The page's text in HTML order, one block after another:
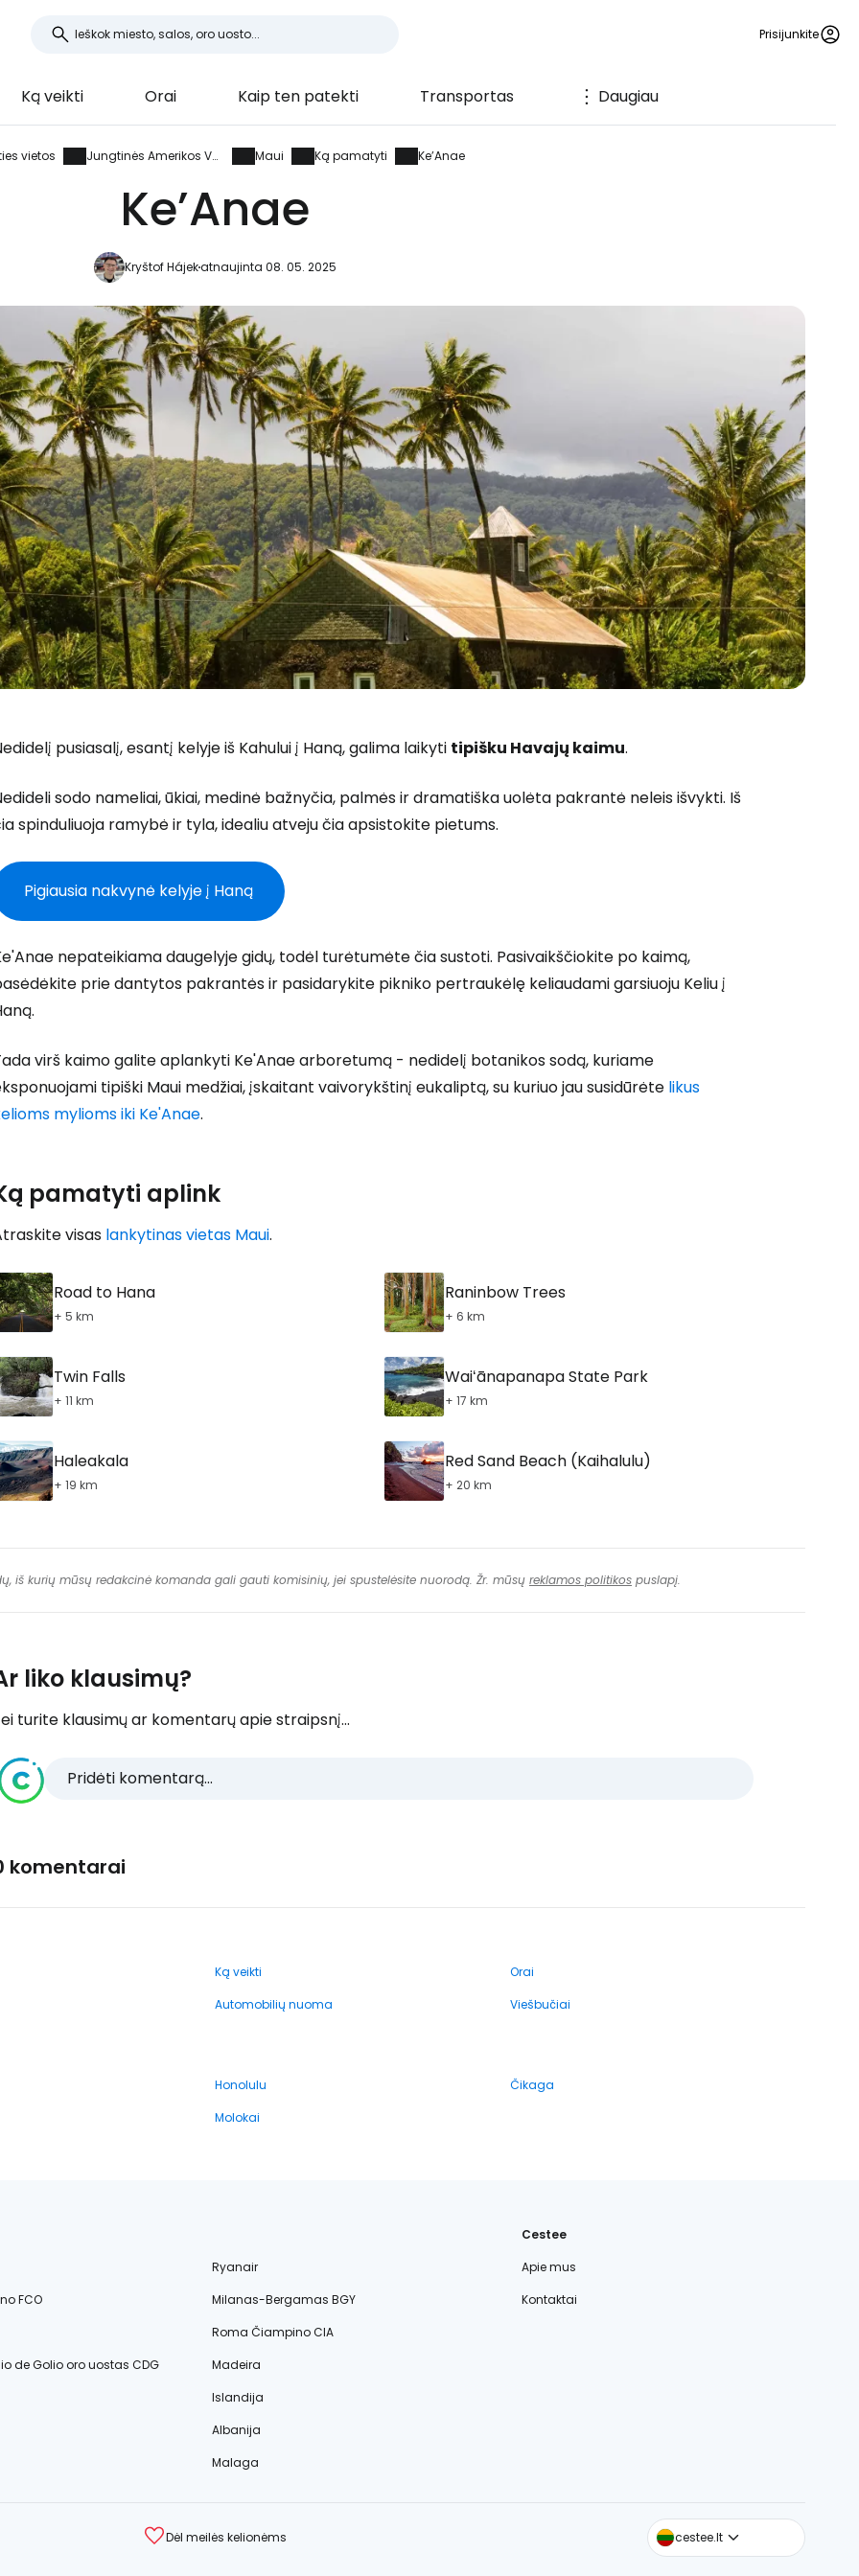
Prisijunkite
Ką veikti Orai Kaip ten patekti Transportas Daugiau
vietos Jungtinės Amerikos Valstijos Maui Ką pamatyti Ke’Anae
Ke’Anae
Kryštof Hájekatnaujinta 08. 05. 2025
pusiasalį, esantį kelyje iš Kahului į Haną, galima laikyti tipišku Havajų kaimu.
sodo nameliai, ūkiai, medinė bažnyčia, palmės ir dramatiška uolėta pakrantė neleis išvykti. Iš
spinduliuoja ramybė ir tyla, idealiu atveju čia apsistokite pietums.
Pigiausia nakvynė kelyje į Haną
nepateikiama daugelyje gidų, todėl turėtumėte čia sustoti. Pasivaikščiokite po kaimą,
prie dantytos pakrantės ir pasidarykite pikniko pertraukėlę keliaudami garsiuoju Keliu į
virš kaimo galite aplankyti Ke'Anae arboretumą - nedidelį botanikos sodą, kuriame
tipiški Maui medžiai, įskaitant vaivorykštinį eukaliptą, su kuriuo jau susidūrėte likus
mylioms iki Ke'Anae.
pamatyti aplink
visas lankytinas vietas Maui.
Road to Hana
+ 5 km
Raninbow Trees
+ 6 km
Twin Falls
+ 11 km
Waiʻānapanapa State Park
+ 17 km
Haleakala
+ 19 km
Red Sand Beach (Kaihalulu)
+ 20 km
iš kurių mūsų redakcinė komanda gali gauti komisinių, jei spustelėsite nuorodą. Žr. mūsų reklamos politikos puslapį.
liko klausimų?
turite klausimų ar komentarų apie straipsnį...
Pridėti komentarą...
komentarai
Ką veikti
Orai
Automobilių nuoma Viešbučiai
Honolulu
Čikaga
Molokai
Ryanair
FCO
Milanas-Bergamas BGY
Roma Čiampino CIA
de Golio oro uostas CDG
Madeira
Islandija
Albanija
Malaga
Cestee
Apie mus
Kontaktai
Dėl meilės kelionėms cestee.lt
cestee.com
cestee.sk
Prisijunkite prie Cestee
Tęsti su Google